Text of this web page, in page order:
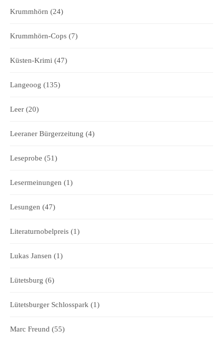
Krummhörn (24)
Krummhörn-Cops (7)
Küsten-Krimi (47)
Langeoog (135)
Leer (20)
Leeraner Bürgerzeitung (4)
Leseprobe (51)
Lesermeinungen (1)
Lesungen (47)
Literaturnobelpreis (1)
Lukas Jansen (1)
Lütetsburg (6)
Lütetsburger Schlosspark (1)
Marc Freund (55)